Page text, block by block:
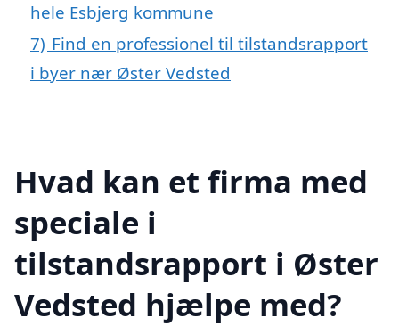
hele Esbjerg kommune
7) Find en professionel til tilstandsrapport
i byer nær Øster Vedsted
Hvad kan et firma med
speciale i
tilstandsrapport i Øster
Vedsted hjælpe med?